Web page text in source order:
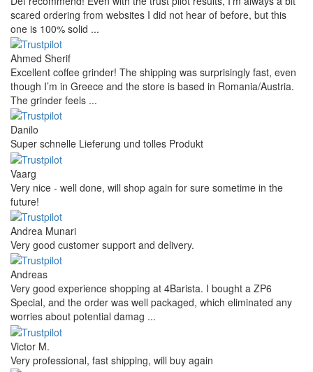
Andres
I bought a cafelat robot, the delivery was really fast and the
products were in great conditions. I will be buying again. The
shipping to Switzerland ...
Mihaylovich
perfect all product,company,delivery, thanks recomended
Nerijus
Excellent store! Friendly and professional communication, fast
shipping, and the item arrived well packaged. The whole
purchasing experience was smoot ...
Richard Möckel
Super Support! Bestellvorgang hat super funktioniert. Ich einen
Feuer bei der Bestellung gemacht, welcher sofort korrigiert
wurde. Der Support ist w ...
Hanna
Def recommend! Even with the trust pilot results, I'm always a bit
scared ordering from websites I did not hear of before, but this
one is 100% solid ...